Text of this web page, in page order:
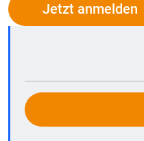
Jetzt anmelden